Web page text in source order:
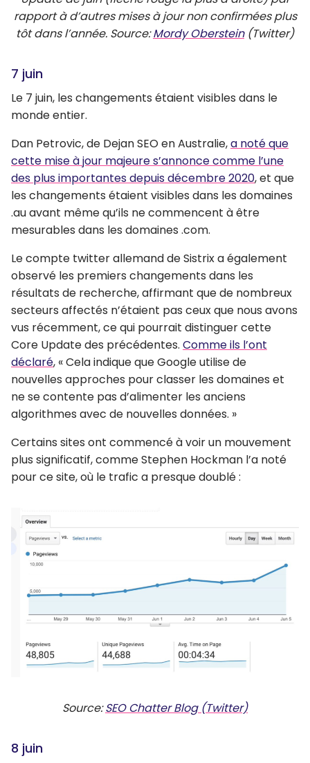
rapport à d’autres mises à jour non confirmées plus
tôt dans l’année. Source:Mordy Oberstein(Twitter)
7 juin
Le 7 juin, les changements étaient visibles dans le
monde entier.
Dan Petrovic, de Dejan SEO en Australie,a noté que
cette mise à jour majeure s’annonce comme l’une
des plus importantes depuis décembre 2020, et que
les changements étaient visibles dans les domaines
.au avant même qu’ils ne commencent à être
mesurables dans les domaines .com.
Le compte twitter allemand de Sistrix a également
observé les premiers changements dans les
résultats de recherche, affirmant que de nombreux
secteurs affectés n’étaient pas ceux que nous avons
vus récemment, ce qui pourrait distinguer cette
Core Update des précédentes. Comme ils l’ont
déclaré, « Cela indique que Google utilise de
nouvelles approches pour classer les domaines et
ne se contente pas d’alimenter les anciens
algorithmes avec de nouvelles données. »
Certains sites ont commencé à voir un mouvement
plus significatif, comme Stephen Hockman l’a noté
pour ce site, où le trafic a presque doublé :
Source:SEO Chatter Blog (Twitter)
8 juin